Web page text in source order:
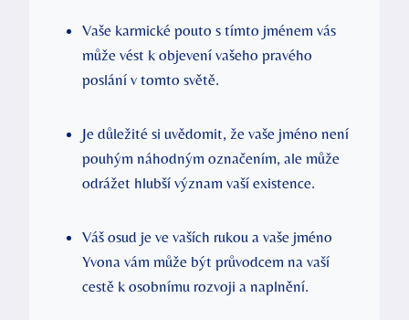
Vaše karmické pouto s tímto jménem vás
může vést k objevení vašeho pravého
poslání v tomto světě.
Je důležité si uvědomit, že vaše jméno není
pouhým náhodným označením, ale může
odrážet hlubší význam vaší existence.
Váš osud je ve vaších rukou a vaše jméno
Yvona vám může být průvodcem na vaší
cestě k osobnímu rozvoji a naplnění.